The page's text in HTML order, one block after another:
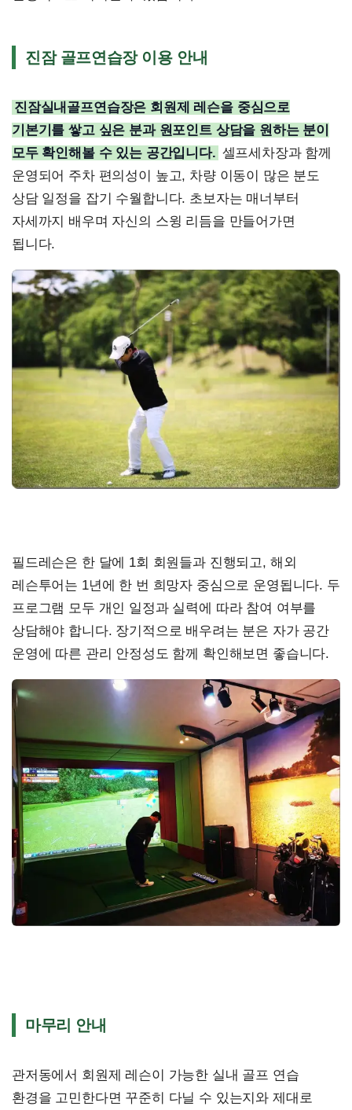
진잠 골프연습장 이용 안내
진잠실내골프연습장은 회원제 레슨을 중심으로
기본기를 쌓고 싶은 분과 원포인트 상담을 원하는 분이
모두 확인해볼 수 있는 공간입니다. 셀프세차장과 함께
운영되어 주차 편의성이 높고, 차량 이동이 많은 분도
상담 일정을 잡기 수월합니다. 초보자는 매너부터
자세까지 배우며 자신의 스윙 리듬을 만들어가면
됩니다.
필드레슨은 한 달에 1회 회원들과 진행되고, 해외
레슨투어는 1년에 한 번 희망자 중심으로 운영됩니다. 두
프로그램 모두 개인 일정과 실력에 따라 참여 여부를
상담해야 합니다. 장기적으로 배우려는 분은 자가 공간
운영에 따른 관리 안정성도 함께 확인해보면 좋습니다.
마무리 안내
관저동에서 회원제 레슨이 가능한 실내 골프 연습
환경을 고민한다면 꾸준히 다닐 수 있는지와 제대로